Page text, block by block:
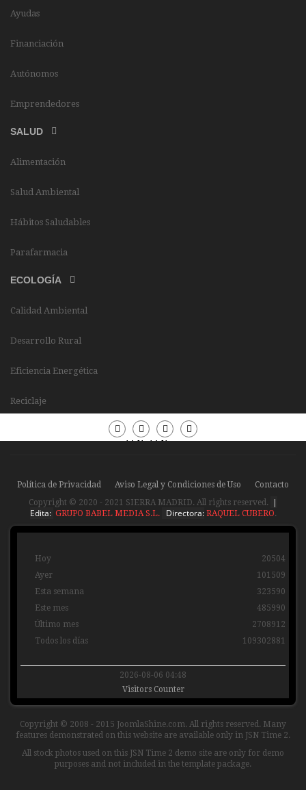
Ayudas
Financiación
Autónomos
Emprendedores
SALUD
Alimentación
Salud Ambiental
Hábitos Saludables
Parafarmacia
ECOLOGÍA
Calidad Ambiental
Desarrollo Rural
Eficiencia Energética
Reciclaje
Periódico
Periódico
Política de Privacidad Aviso Legal y Condiciones de Uso
Contacto
Copyright © 2020 - 2021 SIERRA MADRID. All rights reserved.
|
Edita: GRUPO BABEL MEDIA S.L. Directora:RAQUEL CUBERO.
Hoy
Ayer
Esta semana
Este mes
Último mes
Todos los días
20504
101509
323590
485990
2708912
109302881
2026-08-06 04:48
Visitors Counter
Copyright © 2008 - 2015 JoomlaShine.com. All rights reserved. Many
features demonstrated on this website are available only in JSN Time 2.
All stock photos used on this JSN Time 2 demo site are only for demo
purposes and not included in the template package.